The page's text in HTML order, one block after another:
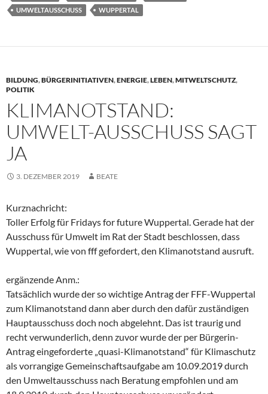
UMWELTAUSSCHUSS
WUPPERTAL
BILDUNG,BÜRGERINITIATIVEN,ENERGIE,LEBEN,MITWELTSCHUTZ,
POLITIK
KLIMANOTSTAND:
UMWELT-AUSSCHUSS SAGT J
A
3. DEZEMBER 2019 BEATE
Kurznachricht:
Toller Erfolg für Fridays for future Wuppertal. Gerade hat der
Ausschuss für Umwelt im Rat der Stadt beschlossen, dass
Wuppertal, wie von fff gefordert, den Klimanotstand ausruft.
ergänzende Anm.:
Tatsächlich wurde der so wichtige Antrag der FFF-Wuppertal
zum Klimanotstand dann aber durch den dafür zuständigen
Hauptausschuss doch noch abgelehnt. Das ist traurig und
recht verwunderlich, denn zuvor wurde der per Bürgerin-
Antrag eingeforderte „quasi-Klimanotstand“ für Klimaschutz
als vorrangige Gemeinschaftsaufgabe am 10.09.2019 durch
den Umweltausschuss nach Beratung empfohlen und am